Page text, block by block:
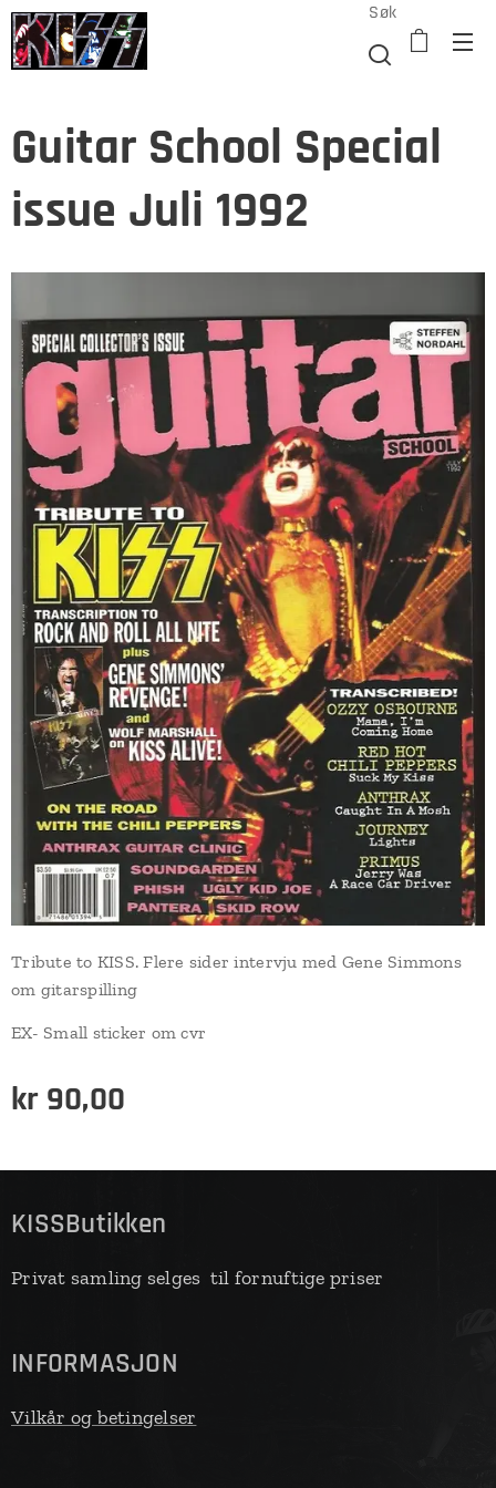
Søk
Guitar School Special
issue Juli 1992
Tribute to KISS. Flere sider intervju med Gene Simmons
om gitarspilling
EX- Small sticker om cvr
kr 90,00
KISSButikken
Privat samling selges til fornuftige priser
INFORMASJON
Vilkår og betingelser